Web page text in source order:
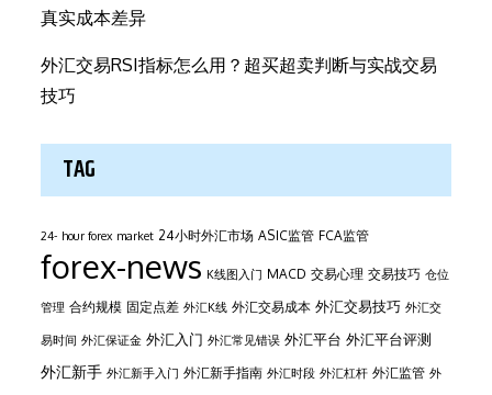
真实成本差异
外汇交易RSI指标怎么用？超买超卖判断与实战交易
技巧
TAG
24- hour forex market 24小时外汇市场 ASIC监管 FCA监管
forex-news K线图入门 MACD 交易心理 交易技巧 仓位
管理 合约规模 固定点差 外汇K线 外汇交易成本 外汇交易技巧 外汇交
易时间 外汇保证金 外汇入门 外汇常见错误 外汇平台 外汇平台评测
外汇新手 外汇新手入门 外汇新手指南 外汇时段 外汇杠杆 外汇监管 外